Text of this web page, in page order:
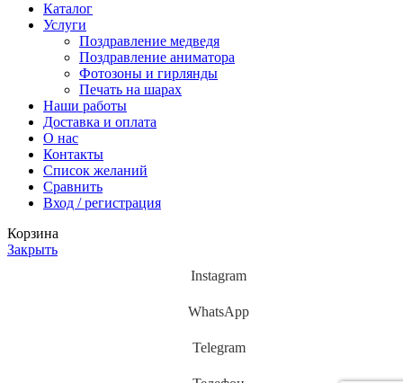
Каталог
Услуги
Поздравление медведя
Поздравление аниматора
Фотозоны и гирлянды
Печать на шарах
Наши работы
Доставка и оплата
О нас
Контакты
Список желаний
Сравнить
Вход / регистрация
Корзина
Закрыть
Instagram
WhatsApp
Telegram